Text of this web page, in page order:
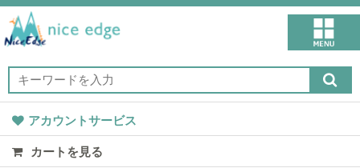
アカウントサービス
カートを見る